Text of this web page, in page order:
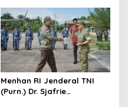
XIX Tuanku Tambusai Hadir
untuk Masyarakat Lingga
Menhan RI Jenderal TNI
(Purn.) Dr. Sjafrie